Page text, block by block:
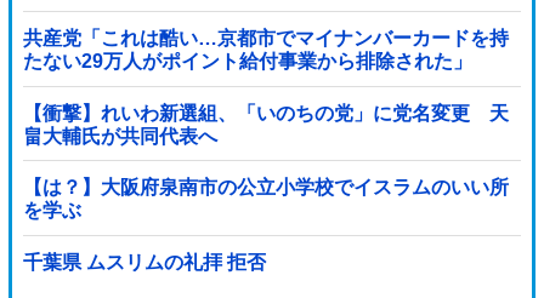
共産党「これは酷い…京都市でマイナンバーカードを持
たない29万人がポイント給付事業から排除された」
【衝撃】れいわ新選組、「いのちの党」に党名変更 天
畠大輔氏が共同代表へ
【は？】大阪府泉南市の公立小学校でイスラムのいい所
を学ぶ
千葉県 ムスリムの礼拝 拒否